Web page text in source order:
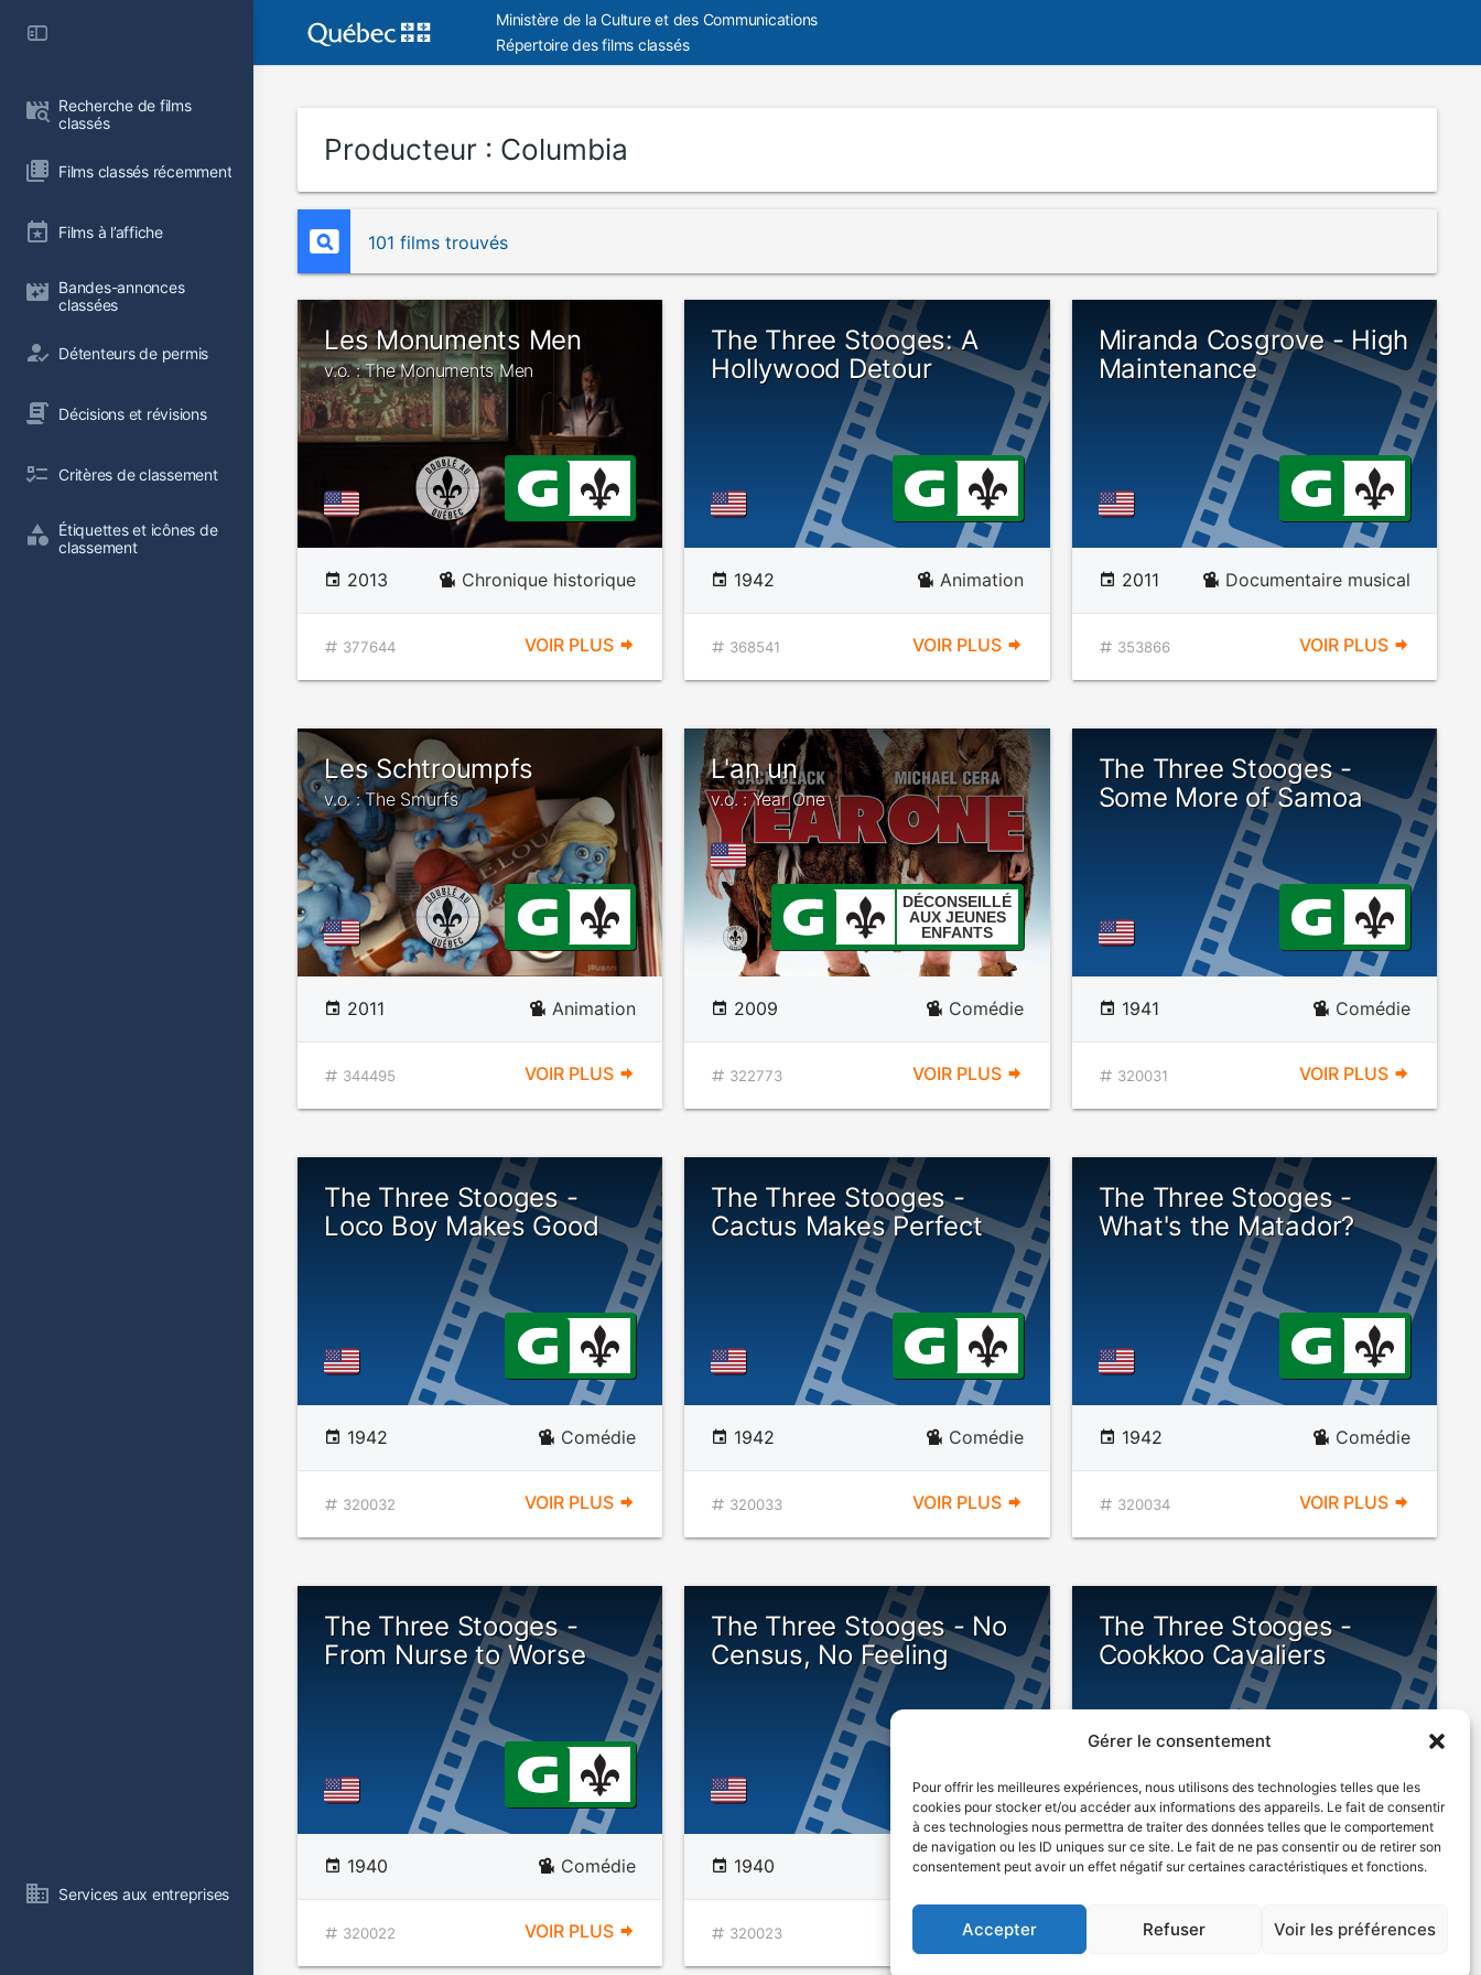
Gérer le consentement
Pour offrir les meilleures expériences, nous utilisons des technologies telles que les
cookies pour stocker et/ou accéder aux informations des appareils. Le fait de consentir
à ces technologies nous permettra de traiter des données telles que le comportement
de navigation ou les ID uniques sur ce site. Le fait de ne pas consentir ou de retirer son
consentement peut avoir un effet négatif sur certaines caractéristiques et fonctions.
Accepter Refuser Voir les préférences
Recherche de films
classés
Films classés récemment
Films à l’affiche
Bandes-annonces
classées
Détenteurs de permis
Décisions et révisions
Critères de classement
Étiquettes et icônes de
classement
Services aux entreprises
Ministère de la Culture et des Communications
Répertoire des films classés
Producteur : Columbia
101 films trouvés
Les Monuments Men
v.o. : The Monuments Men
2013 Chronique historique
377644 VOIR PLUS
The Three Stooges: A
Hollywood Detour
1942 Animation
368541 VOIR PLUS
Miranda Cosgrove - High
Maintenance
2011 Documentaire musical
353866 VOIR PLUS
Les Schtroumpfs
v.o. : The Smurfs
2011 Animation
344495 VOIR PLUS
L'an un
v.o. : Year One
DÉCONSEILLÉ
AUX JEUNES
ENFANTS
2009 Comédie
322773 VOIR PLUS
The Three Stooges -
Some More of Samoa
1941 Comédie
320031 VOIR PLUS
The Three Stooges -
Loco Boy Makes Good
1942 Comédie
320032 VOIR PLUS
The Three Stooges -
Cactus Makes Perfect
1942 Comédie
320033 VOIR PLUS
The Three Stooges -
What's the Matador?
1942 Comédie
320034 VOIR PLUS
The Three Stooges -
From Nurse to Worse
1940 Comédie
320022 VOIR PLUS
The Three Stooges - No
Census, No Feeling
1940 Comédie
320023 VOIR PLUS
The Three Stooges -
Cookkoo Cavaliers
1940 Comédie
320024 VOIR PLUS